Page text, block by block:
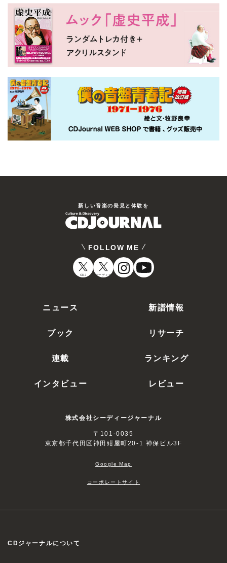
新しい⾳楽の発⾒と体験を
FOLLOW ME
CDJ オーディオ
ニュース 新譜情報
ブック リサーチ
連載 ランキング
インタビュー レビュー
株式会社シーディージャーナル
〒101-0035
東京都千代田区神田紺屋町20-1 神保ビル3F
Google Map
コーポレートサイト
CDジャーナルについて